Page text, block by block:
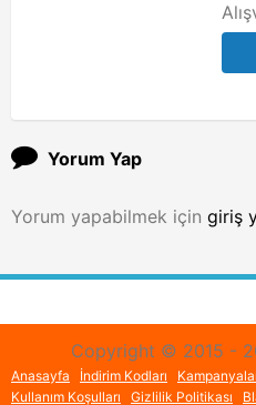
Yorum Yap
Yorum yapabilmek için giriş
Copyright © 2015 -
Anasayfa İndirim Kodları
Kullanım Koşulları
Gizlilik Politikası